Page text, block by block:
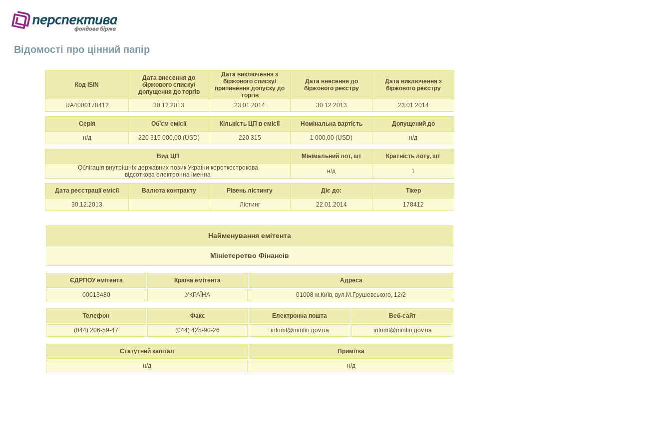
Відомості про цінний папір
Код ISIN
Дата внесення до
біржового списку/
допущення до торгів
Дата виключення з
біржового списку/
припинення допуску до
торгів
Дата внесення до
біржового реєстру
Дата виключення з
біржового реєстру
UA4000178412 30.12.2013 23.01.2014 30.12.2013 23.01.2014
Серія Об’єм емісії Кількість ЦП в емісії Номінальна вартість
Допущений до
н/д
220 315 000,00 (USD) 220 315 1 000,00 (USD) н/д
Вид ЦП Мінімальний лот, шт
Кратність лоту, шт
Облігація внутрішніх державних позик України короткострокова
відсоткова електронна іменна
н/д 1
Дата реєстрації емісії Валюта контракту Рівень лістингу Діє до:
Тікер
30.12.2013
Лістинг 22.01.2014 178412
Найменування емітента
Міністерство Фінансів
ЄДРПОУ емітента Країна емітента Адреса
00013480 УКРАЇНА 01008 м.Київ, вул.М.Грушевського, 12/2
Телефон Факс Електронна пошта Веб-сайт
(044) 206-59-47 (044) 425-90-26 infomf@minfin.gov.ua infomf@minfin.gov.ua
Статутний капітал Примітка
н/д н/д